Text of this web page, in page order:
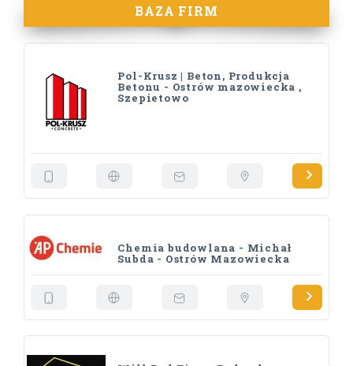
BAZA FIRM
Pol-Krusz | Beton, Produkcja
Betonu - Ostrów mazowiecka ,
Szepietowo
Chemia budowlana - Michał
Subda - Ostrów Mazowiecka